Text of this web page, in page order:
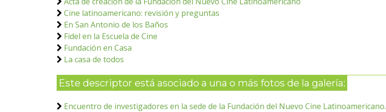
Cine latinoamericano: revisión y preguntas
En San Antonio de los Baños
Fidel en la Escuela de Cine
Fundación en Casa
La casa de todos
Este descriptor está asociado a una o más fotos de la galería:
Encuentro de investigadores en la sede de la Fundación del Nuevo Cine Latinoamericano.